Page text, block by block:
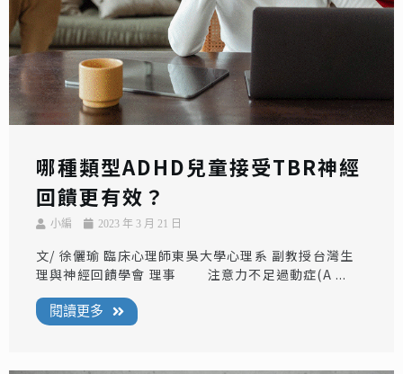
哪種類型ADHD兒童接受TBR神經
回饋更有效？
小編 2023 年 3 月 21 日
文/ 徐儷瑜 臨床心理師東吳大學心理系 副教授台灣生
理與神經回饋學會 理事 注意力不足過動症(A ...
閱讀更多